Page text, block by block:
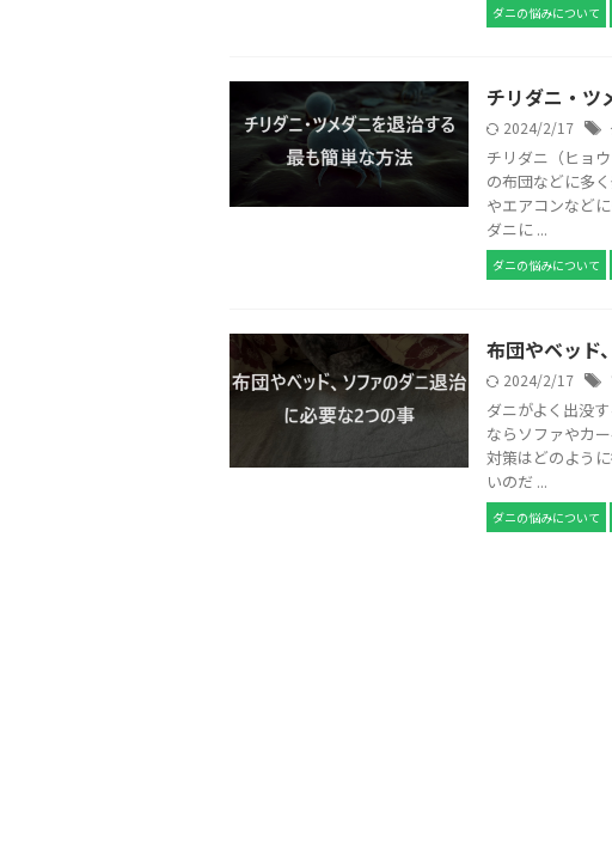
ダニの悩みについて
チリダニ・ツ
2024/2/17
チリダニ（ヒョ
の布団などに多
やエアコンなど
ダニに ...
ダニの悩みについて
布団やベッド
2024/2/17
ダニがよく出没
ならソファやカ
対策はどのよう
いのだ ...
ダニの悩みについて